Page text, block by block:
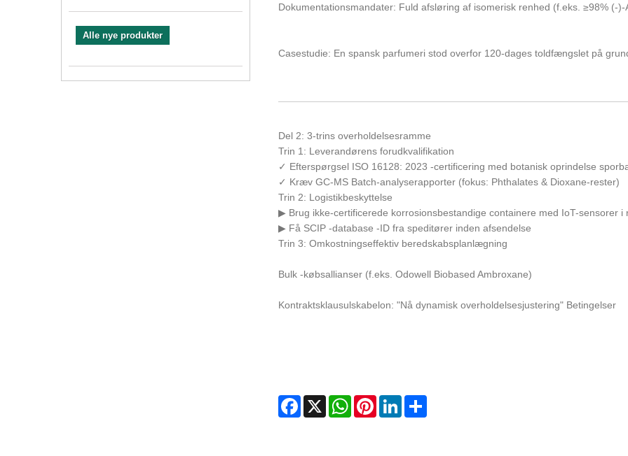
Alle nye produkter
Dokumentationsmandater: Fuld afsløring af isomerisk renhed (f.eks. ≥98% (-)-
Casestudie: En spansk parfumeri stod overfor 120-dages toldfængslet på
Del 2: 3-trins overholdelsesramme
Trin 1: Leverandørens forudkvalifikation
✓ Efterspørgsel ISO 16128: 2023 -certificering med botanisk oprindelse
✓ Kræv GC-MS Batch-analyserapporter (fokus: Phthalates & Dioxane-rester)
Trin 2: Logistikbeskyttelse
▶ Brug ikke-certificerede korrosionsbestandige containere med IoT-sensorer i
▶ Få SCIP -database -ID fra speditører inden afsendelse
Trin 3: Omkostningseffektiv beredskabsplanlægning
Bulk -købsallianser (f.eks. Odowell Biobased Ambroxane)
Kontraktsklausulskabelon: "Nå dynamisk overholdelsesjustering" Betingelser
Facebook
X WhatsAppPinterestLinkedIn